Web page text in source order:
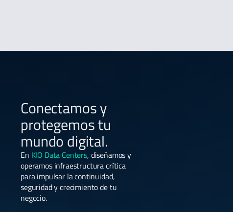
Conectamos y
protegemos tu
mundo digital.
En KIO Data Centers, diseñamos y
operamos infraestructura crítica
para impulsar la continuidad,
seguridad y crecimiento de tu
negocio.